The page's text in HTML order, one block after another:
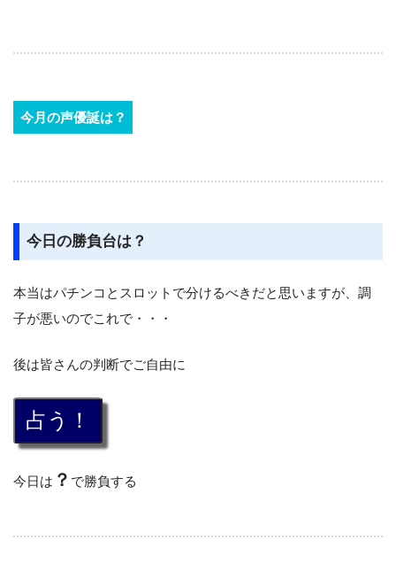
今月の声優誕は？
今日の勝負台は？
本当はパチンコとスロットで分けるべきだと思いますが、調
子が悪いのでこれで・・・
後は皆さんの判断でご自由に
今日は ？ で勝負する